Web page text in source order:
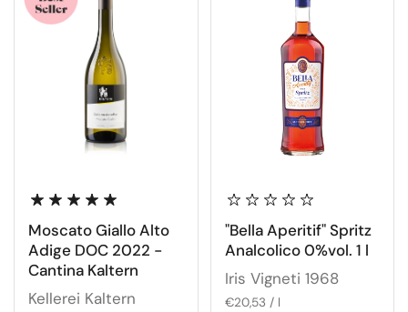
Moscato Giallo Alto
Adige DOC 2022 -
Cantina Kaltern
Kellerei Kaltern
"Bella Aperitif" Spritz
Analcolico 0%vol. 1 l
Iris Vigneti 1968
€20,53 / l